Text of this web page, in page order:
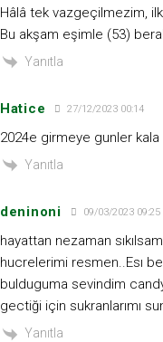
Hâlâ tek vazgeçilmezim,
Bu akşam eşimle (53)
Yanıtla
Hatice 27/12/2023 00:14
2024e girmeye gunler
Yanıtla
deninoni 09/03/2023 09:25
hayattan nezaman
hucrelerimi resmen..Esı
bulduguma sevindim
gectiği için sukranlarımı
Yanıtla